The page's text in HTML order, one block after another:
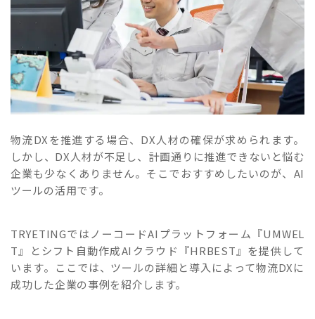
物流DXを推進する場合、DX人材の確保が求められます。
しかし、DX人材が不足し、計画通りに推進できないと悩む
企業も少なくありません。そこでおすすめしたいのが、AI
ツールの活用です。
TRYETINGではノーコードAIプラットフォーム『UMWEL
T』とシフト自動作成AIクラウド『HRBEST』を提供して
います。ここでは、ツールの詳細と導入によって物流DXに
成功した企業の事例を紹介します。